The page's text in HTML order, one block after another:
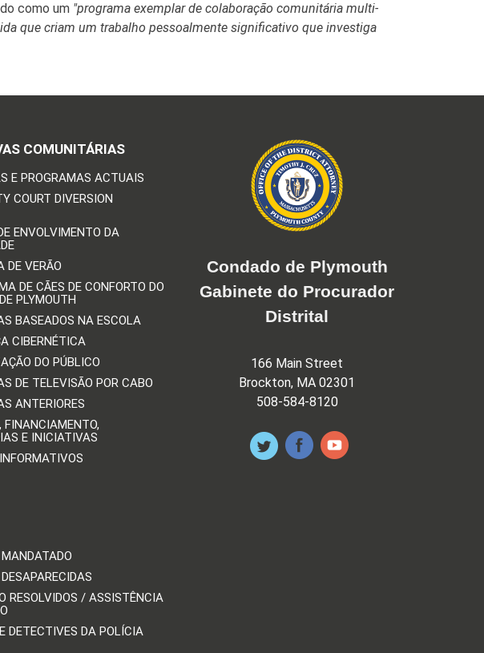
como um "programa exemplar de colaboração comunitária multi-
que criam um trabalho pessoalmente significativo que investiga
COMUNITÁRIAS
E PROGRAMAS ACTUAIS
COURT DIVERSION
ENVOLVIMENTO DA
DE VERÃO
DE CÃES DE CONFORTO DO
PLYMOUTH
BASEADOS NA ESCOLA
CIBERNÉTICA
DO PÚBLICO
DE TELEVISÃO POR CABO
ANTERIORES
FINANCIAMENTO,
E INICIATIVAS
RESOLVIDOS / ASSISTÊNCIA
DETECTIVES DA POLÍCIA
Condado de Plymouth
Gabinete do Procurador
Distrital
166 Main Street
Brockton, MA 02301
508-584-8120